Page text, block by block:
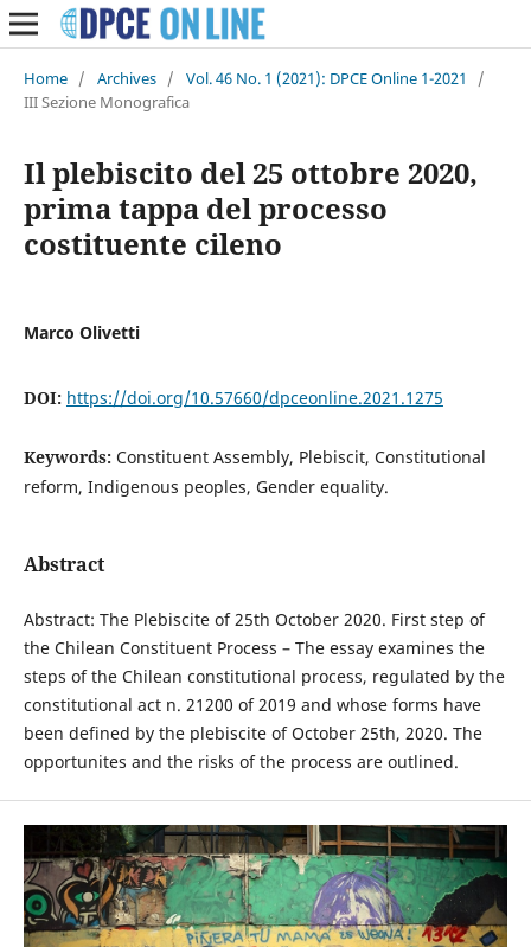
Home / Archives / Vol. 46 No. 1 (2021): DPCE Online 1-2021
/
III Sezione Monografica
Il plebiscito del 25 ottobre 2020,
prima tappa del processo
costituente cileno
Marco Olivetti
DOI: https://doi.org/10.57660/dpceonline.2021.1275
Keywords: Constituent Assembly, Plebiscit, Constitutional
reform, Indigenous peoples, Gender equality.
Abstract
Abstract: The Plebiscite of 25th October 2020. First step of
the Chilean Constituent Process – The essay examines the
steps of the Chilean constitutional process, regulated by the
constitutional act n. 21200 of 2019 and whose forms have
been defined by the plebiscite of October 25th, 2020. The
opportunites and the risks of the process are outlined.